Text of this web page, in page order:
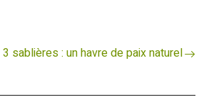
sablières : un havre de paix naturel